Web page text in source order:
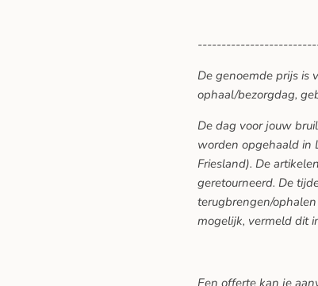
De genoemde prijs is
ophaal/bezorgdag,
De dag voor jouw
worden opgehaald in
Friesland). De
geretourneerd. De
terugbrengen/
mogelijk, vermeld dit